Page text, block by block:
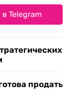
Telegram
продать